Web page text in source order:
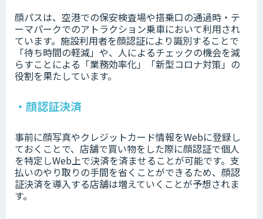
顔パスは、空港での保安検査場や搭乗口の通過時・テ
ーマパークでのアトラクション乗車において利用され
ています。施設利用者を顔認証により識別することで
「待ち時間の軽減」や、人によるチェックの機会を減
らすことによる「業務効率化」「新型コロナ対策」の
役割を果たしています。
・顔認証決済
事前に顔写真やクレジットカード情報をWebに登録し
ておくことで、店舗で買い物をした際に顔認証で個人
を特定しWeb上で決済を済ませることが可能です。支
払いのやり取りの手間を省くことができるため、顔認
証決済を導入する店舗は増えていくことが予想されま
す。